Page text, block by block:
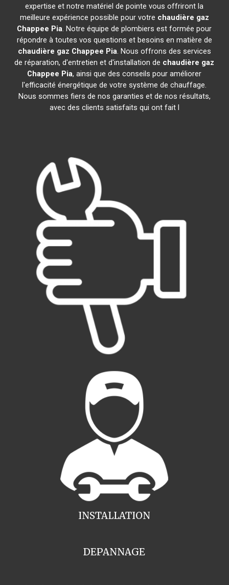
expertise et notre matériel de pointe vous offriront la
meilleure expérience possible pour votre chaudière gaz
Chappee Pia. Notre équipe de plombiers est formée pour
répondre à toutes vos questions et besoins en matière de
chaudière gaz Chappee Pia. Nous offrons des services
de réparation, d'entretien et d'installation de chaudière gaz
Chappee Pia, ainsi que des conseils pour améliorer
l'efficacité énergétique de votre système de chauffage.
Nous sommes fiers de nos garanties et de nos résultats,
avec des clients satisfaits qui ont fait l
INSTALLATION
DEPANNAGE